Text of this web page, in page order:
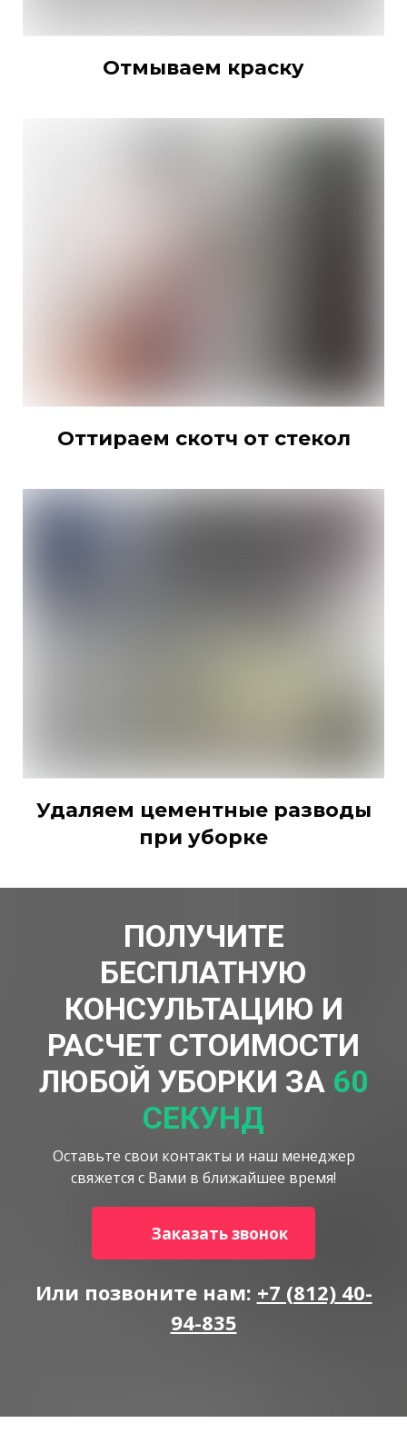
Отмываем краску
Оттираем скотч от стекол
Удаляем цементные разводы
при уборке
ПОЛУЧИТЕ
БЕСПЛАТНУЮ
КОНСУЛЬТАЦИЮ И
РАСЧЕТ СТОИМОСТИ
ЛЮБОЙ УБОРКИ ЗА 60
СЕКУНД
Оставьте свои контакты и наш менеджер
свяжется с Вами в ближайшее время!
Заказать звонок
Или позвоните нам: +7 (812) 40-
94-835